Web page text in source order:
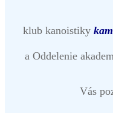
klub kanoistiky
a Oddelenie
Vás